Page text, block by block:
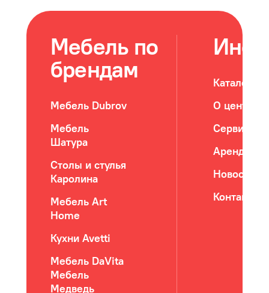
Мебель по
брендам
Мебель Dubrov
Мебель
Шатура
Столы и стулья
Каролина
Мебель Art
Home
Кухни Avetti
Мебель DaVita
Мебель
Медведь
Каталог
О центре
Сервис
Новости
Контакты